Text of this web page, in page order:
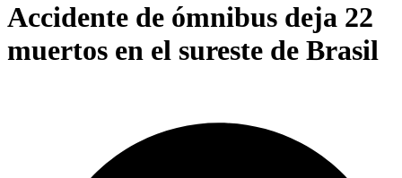
Accidente de ómnibus deja 22
muertos en el sureste de Brasil